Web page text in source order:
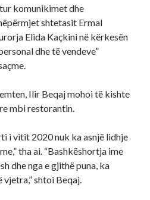
komunikimet dhe
shtetasit Ermal
Elida Kaçkini në kërkesën
dhe të vendeve”
Ilir Beqaj mohoi të kishte
mbi restorantin.
i vitit 2020 nuk ka asnjë lidhje
tha ai. “Bashkëshortja ime
dhe nga e gjithë puna, ka
shtoi Beqaj.